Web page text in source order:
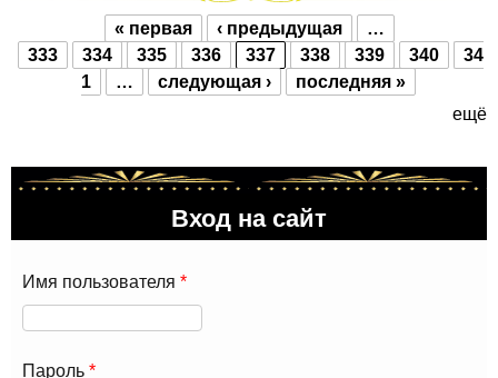
Страницы
« первая ‹ предыдущая
…
333
334 335 336 337 338 339 340
34
1
… следующая ›
последняя »
ещё
Вход на сайт
Имя пользователя *
Пароль *